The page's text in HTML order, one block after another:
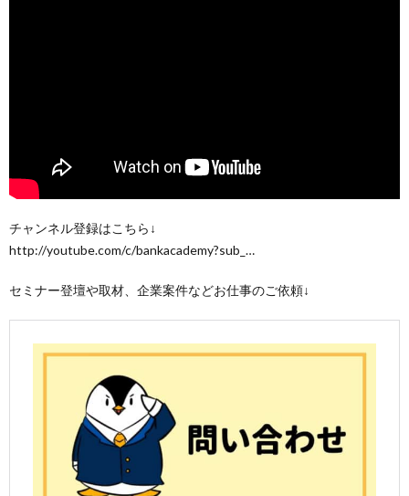
チャンネル登録はこちら↓
http://youtube.com/c/bankacademy?sub_…
セミナー登壇や取材、企業案件などお仕事のご依頼↓